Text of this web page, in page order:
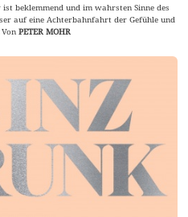
beklemmend und im wahrsten Sinne des
auf eine Achterbahnfahrt der Gefühle und
VonPETER MOHR